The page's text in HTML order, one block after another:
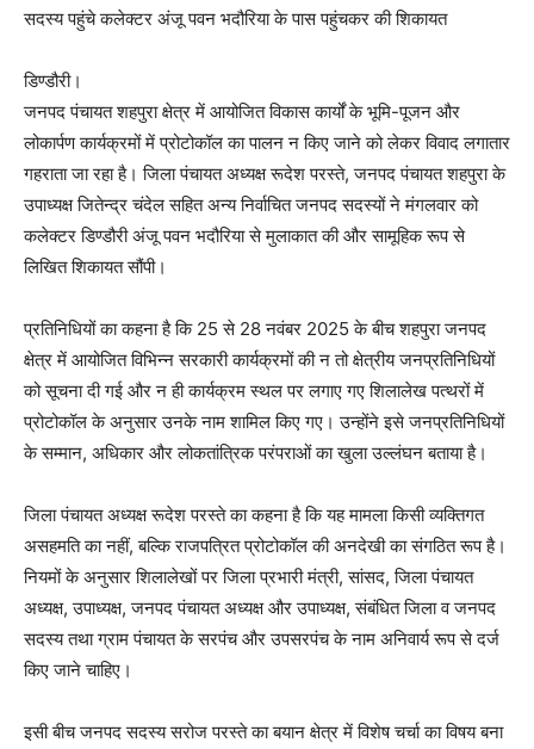
सदस्य पहुंचे कलेक्टर अंजू पवन भदौरिया के पास पहुंचकर की शिकायत
डिण्डौरी।
जनपद पंचायत शहपुरा क्षेत्र में आयोजित विकास कार्यों के भूमि-पूजन और
लोकार्पण कार्यक्रमों में प्रोटोकॉल का पालन न किए जाने को लेकर विवाद लगातार
गहराता जा रहा है। जिला पंचायत अध्यक्ष रूदेश परस्ते, जनपद पंचायत शहपुरा के
उपाध्यक्ष जितेन्द्र चंदेल सहित अन्य निर्वाचित जनपद सदस्यों ने मंगलवार को
कलेक्टर डिण्डौरी अंजू पवन भदौरिया से मुलाकात की और सामूहिक रूप से
लिखित शिकायत सौंपी।
प्रतिनिधियों का कहना है कि 25 से 28 नवंबर 2025 के बीच शहपुरा जनपद
क्षेत्र में आयोजित विभिन्न सरकारी कार्यक्रमों की न तो क्षेत्रीय जनप्रतिनिधियों
को सूचना दी गई और न ही कार्यक्रम स्थल पर लगाए गए शिलालेख पत्थरों में
प्रोटोकॉल के अनुसार उनके नाम शामिल किए गए। उन्होंने इसे जनप्रतिनिधियों
के सम्मान, अधिकार और लोकतांत्रिक परंपराओं का खुला उल्लंघन बताया है।
जिला पंचायत अध्यक्ष रूदेश परस्ते का कहना है कि यह मामला किसी व्यक्तिगत
असहमति का नहीं, बल्कि राजपत्रित प्रोटोकॉल की अनदेखी का संगठित रूप है।
नियमों के अनुसार शिलालेखों पर जिला प्रभारी मंत्री, सांसद, जिला पंचायत
अध्यक्ष, उपाध्यक्ष, जनपद पंचायत अध्यक्ष और उपाध्यक्ष, संबंधित जिला व जनपद
सदस्य तथा ग्राम पंचायत के सरपंच और उपसरपंच के नाम अनिवार्य रूप से दर्ज
किए जाने चाहिए।
इसी बीच जनपद सदस्य सरोज परस्ते का बयान क्षेत्र में विशेष चर्चा का विषय बना